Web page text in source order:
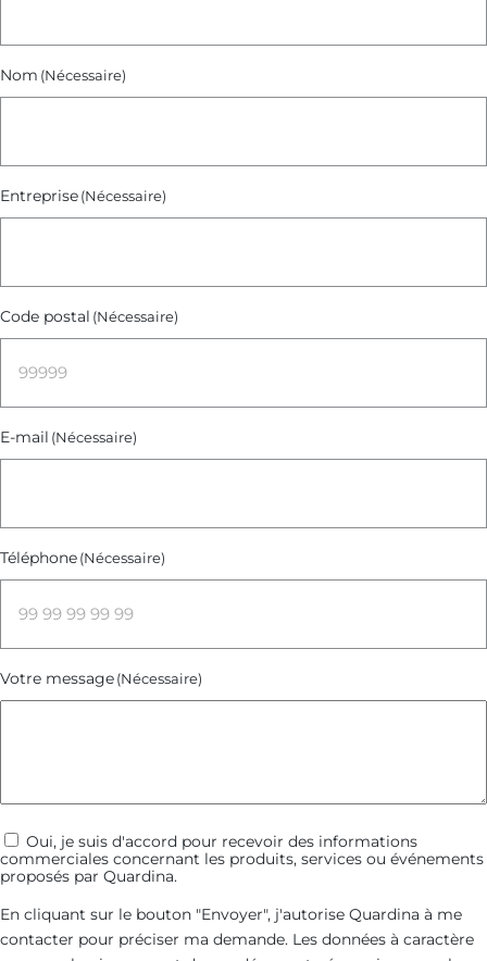
Nom (Nécessaire)
Entreprise(Nécessaire)
Code postal (Nécessaire)
E-mail (Nécessaire)
Téléphone(Nécessaire)
Votre message(Nécessaire)
Communications
commerciales
Oui, je suis d'accord pour recevoir des informations
commerciales concernant les produits, services ou événements
proposés par Quardina.
En cliquant sur le bouton "Envoyer", j'autorise Quardina à me
contacter pour préciser ma demande. Les données à caractère